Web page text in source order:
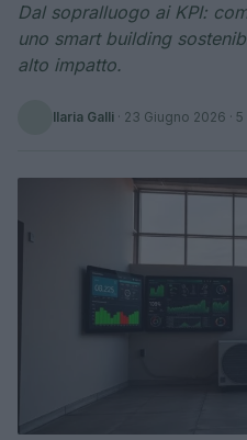
Dal sopralluogo ai KPI:
uno smart building
alto impatto.
Ilaria Galli · 23 Giugno 2026 ·